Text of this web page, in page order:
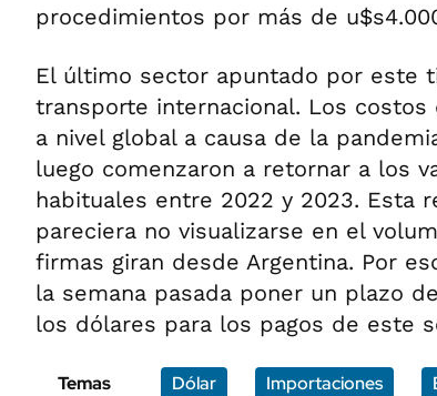
procedimientos por más de
El último sector apuntado por este
transporte internacional. Los
a nivel global a causa de la
luego comenzaron a retornar a los
habituales entre 2022 y 2023. Esta
pareciera no visualizarse en el
firmas giran desde Argentina. Por
la semana pasada poner un plazo
los dólares para los pagos de este
Temas Dólar Importaciones